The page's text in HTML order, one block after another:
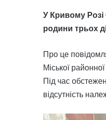
У Кривому Розі
родини трьох
Про це
Міської
Під час
відсутність